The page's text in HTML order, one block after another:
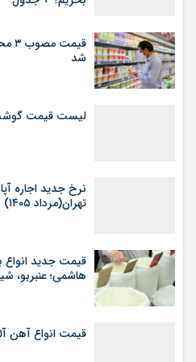
فراخوان تبدیل پلاک مناطق آزاد
در بازار…
میانگین قیمت
قیمت سرویس پکیج
۱۰ کیلویی برنج
بخریم؟ + جدول
شد